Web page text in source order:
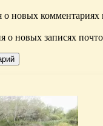
о новых комментариях
о новых записях